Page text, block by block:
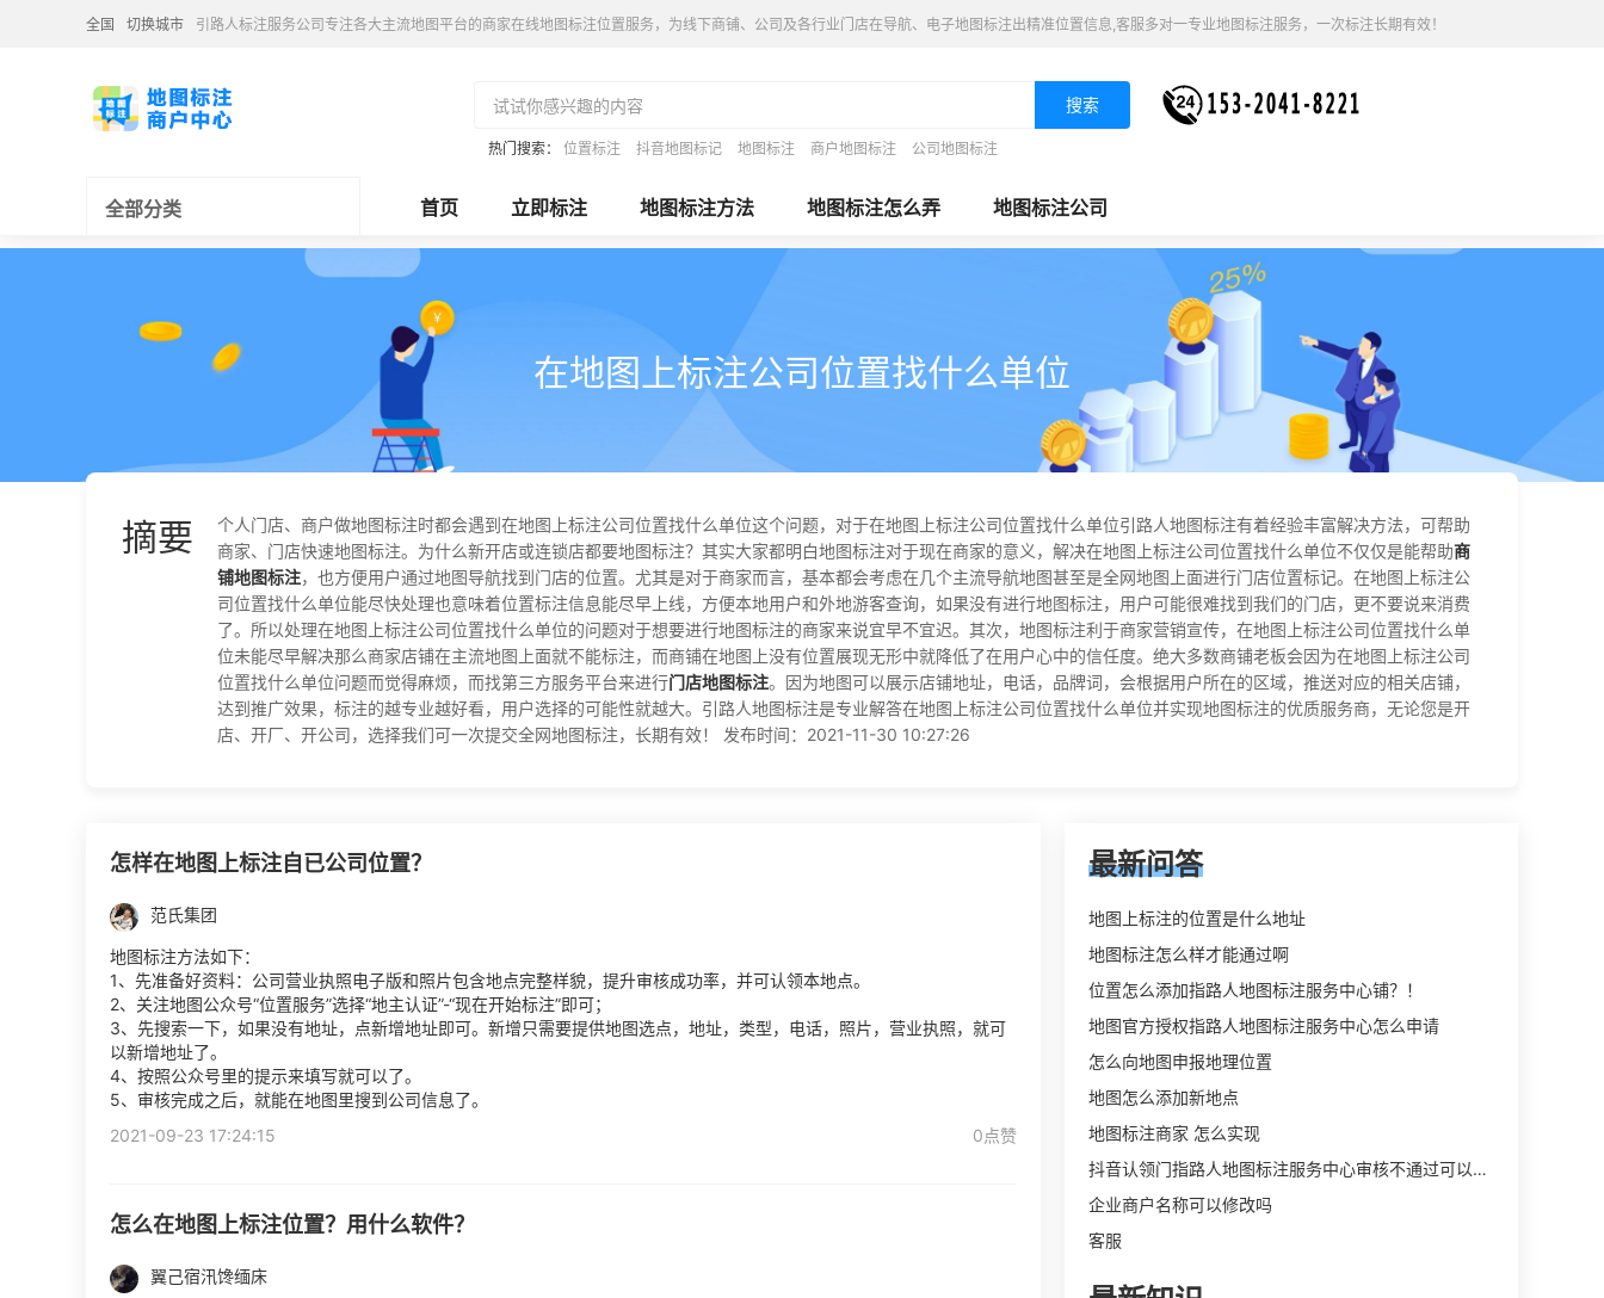
全国 切换城市 引路人标注服务公司专注各大主流地图平台的商家在线地图标注位置服务，为线下商铺、公司及各行业门店在导航、电子地图标注出精准位置信息,客服多对一专业地图标注服务，一次标注长期有效！
搜索
热门搜索： 位置标注 抖音地图标记 地图标注 商户地图标注 公司地图标注
全部分类 首页 立即标注 地图标注方法 地图标注怎么弄 地图标注公司
在地图上标注公司位置找什么单位
摘要
个人门店、商户做地图标注时都会遇到在地图上标注公司位置找什么单位这个问题，对于在地图上标注公司位置找什么单位引路人地图标注有着经验丰富解决方法，可帮助
商家、门店快速地图标注。为什么新开店或连锁店都要地图标注？其实大家都明白地图标注对于现在商家的意义，解决在地图上标注公司位置找什么单位不仅仅是能帮助商
铺地图标注，也方便用户通过地图导航找到门店的位置。尤其是对于商家而言，基本都会考虑在几个主流导航地图甚至是全网地图上面进行门店位置标记。在地图上标注公
司位置找什么单位能尽快处理也意味着位置标注信息能尽早上线，方便本地用户和外地游客查询，如果没有进行地图标注，用户可能很难找到我们的门店，更不要说来消费
了。所以处理在地图上标注公司位置找什么单位的问题对于想要进行地图标注的商家来说宜早不宜迟。其次，地图标注利于商家营销宣传，在地图上标注公司位置找什么单
位未能尽早解决那么商家店铺在主流地图上面就不能标注，而商铺在地图上没有位置展现无形中就降低了在用户心中的信任度。绝大多数商铺老板会因为在地图上标注公司
位置找什么单位问题而觉得麻烦，而找第三方服务平台来进行门店地图标注。因为地图可以展示店铺地址，电话，品牌词，会根据用户所在的区域，推送对应的相关店铺，
达到推广效果，标注的越专业越好看，用户选择的可能性就越大。引路人地图标注是专业解答在地图上标注公司位置找什么单位并实现地图标注的优质服务商，无论您是开
店、开厂、开公司，选择我们可一次提交全网地图标注，长期有效！ 发布时间：2021-11-30 10:27:26
怎样在地图上标注自已公司位置？
范氏集团
地图标注方法如下：
1、先准备好资料：公司营业执照电子版和照片包含地点完整样貌，提升审核成功率，并可认领本地点。
2、关注地图公众号“位置服务”选择“地主认证”-“现在开始标注”即可；
3、先搜索一下，如果没有地址，点新增地址即可。新增只需要提供地图选点，地址，类型，电话，照片，营业执照，就可
以新增地址了。
4、按照公众号里的提示来填写就可以了。
5、审核完成之后，就能在地图里搜到公司信息了。
2021-09-23 17:24:15
0点赞
怎么在地图上标注位置？用什么软件？
翼己宿汛馋缅床
最新问答
地图上标注的位置是什么地址
地图标注怎么样才能通过啊
位置怎么添加指路人地图标注服务中心铺？！
地图官方授权指路人地图标注服务中心怎么申请
怎么向地图申报地理位置
地图怎么添加新地点
地图标注商家 怎么实现
抖音认领门指路人地图标注服务中心审核不通过可以删除不
企业商户名称可以修改吗
客服